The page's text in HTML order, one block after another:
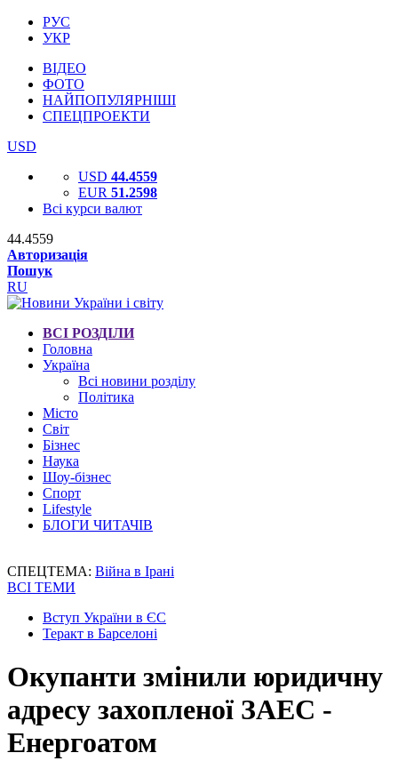
РУС
УКР
ВІДЕО
ФОТО
НАЙПОПУЛЯРНІШІ
СПЕЦПРОЕКТИ
USD
USD 44.4559
EUR 51.2598
Всі курси валют
44.4559
Авторизація
Пошук
RU
ВСІ РОЗДІЛИ
Головна
Україна
Всі новини розділу
Політика
Місто
Світ
Бізнес
Наука
Шоу-бізнес
Спорт
Lifestyle
БЛОГИ ЧИТАЧІВ
СПЕЦТЕМА: Війна в Ірані
ВСІ ТЕМИ
Вступ України в ЄС
Теракт в Барселоні
Окупанти змінили юридичну
адресу захопленої ЗАЕС -
Енергоатом